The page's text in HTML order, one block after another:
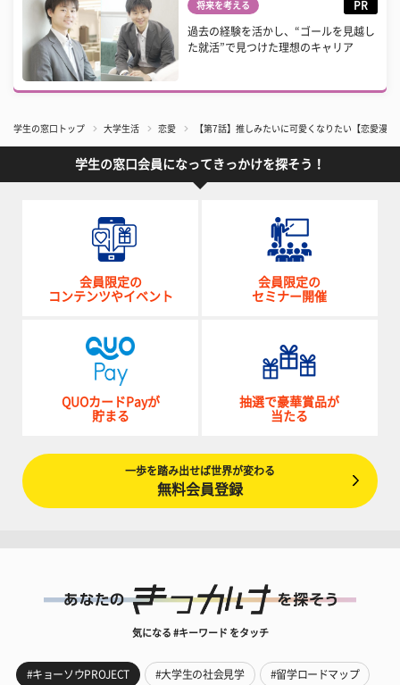
将来を考える PR
過去の経験を活かし、“ゴールを見越し
た就活”で見つけた理想のキャリア
学生の窓口トップ 大学生活 恋愛 【第7話】推しみたいに可愛くなりたい【恋愛漫
学生の窓口会員になってきっかけを探そう！
会員限定の
コンテンツやイベント
会員限定の
セミナー開催
QUOカードPayが
貯まる
抽選で豪華賞品が
当たる
一歩を踏み出せば世界が変わる
無料会員登録
気になる #キーワード をタッチ
#キョーソウPROJECT #大学生の社会見学 #留学ロードマップ